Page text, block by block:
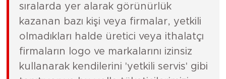
sıralarda yer alarak görünürlük
kazanan bazı kişi veya firmalar, yetkili
olmadıkları halde üretici veya ithalatçı
firmaların logo ve markalarını izinsiz
kullanarak kendilerini 'yetkili servis' gibi